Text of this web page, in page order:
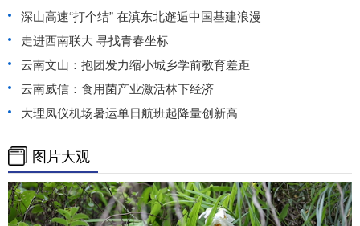
深山高速“打个结” 在滇东北邂逅中国基建浪漫
走进西南联大 寻找青春坐标
云南文山：抱团发力缩小城乡学前教育差距
云南威信：食用菌产业激活林下经济
大理凤仪机场暑运单日航班起降量创新高
图片大观